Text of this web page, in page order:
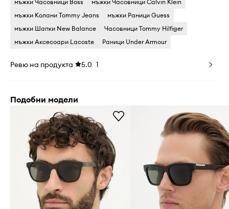
мъжки Часовници Boss
мъжки Часовници Calvin Klein
мъжки Колани Tommy Jeans
мъжки Раници Guess
мъжки Шапки New Balance
Часовници Tommy Hilfiger
мъжки Аксесоари Lacoste
Раници Under Armour
Ревю на продукта 5.0 1
Подобни модели